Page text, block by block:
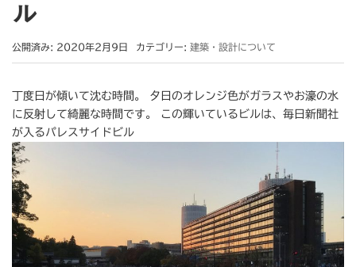
ル
公開済み: 2020年2月9日 カテゴリー: 建築・設計について
丁度日が傾いて沈む時間。 夕日のオレンジ色がガラスやお濠の水
に反射して綺麗な時間です。 この輝いているビルは、毎日新聞社
が入るパレスサイドビル